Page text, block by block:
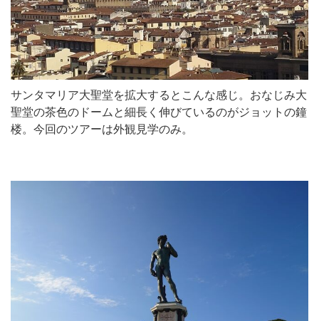
サンタマリア大聖堂を拡大するとこんな感じ。おなじみ大
聖堂の茶色のドームと細長く伸びているのがジョットの鐘
楼。今回のツアーは外観見学のみ。